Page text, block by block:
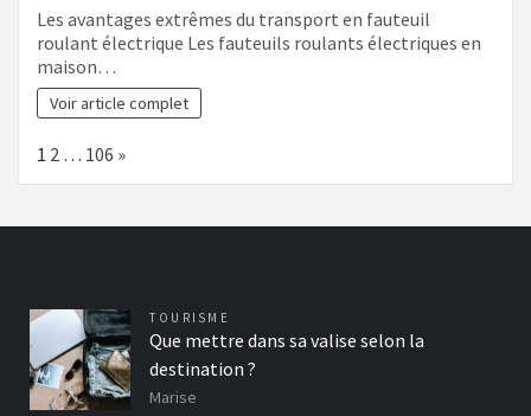
Les avantages extrêmes du transport en fauteuil
roulant électrique Les fauteuils roulants électriques en
maison…
Voir article complet
Page:
1 2 … 106 Next
»
TOURISME
Que mettre dans sa valise selon la
destination ?
Marise